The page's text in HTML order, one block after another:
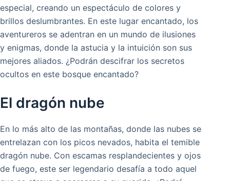
especial, creando un espectáculo de colores y
brillos deslumbrantes. En este lugar encantado, los
aventureros se adentran en un mundo de ilusiones
y enigmas, donde la astucia y la intuición son sus
mejores aliados. ¿Podrán descifrar los secretos
ocultos en este bosque encantado?
El dragón nube
En lo más alto de las montañas, donde las nubes se
entrelazan con los picos nevados, habita el temible
dragón nube. Con escamas resplandecientes y ojos
de fuego, este ser legendario desafía a todo aquel